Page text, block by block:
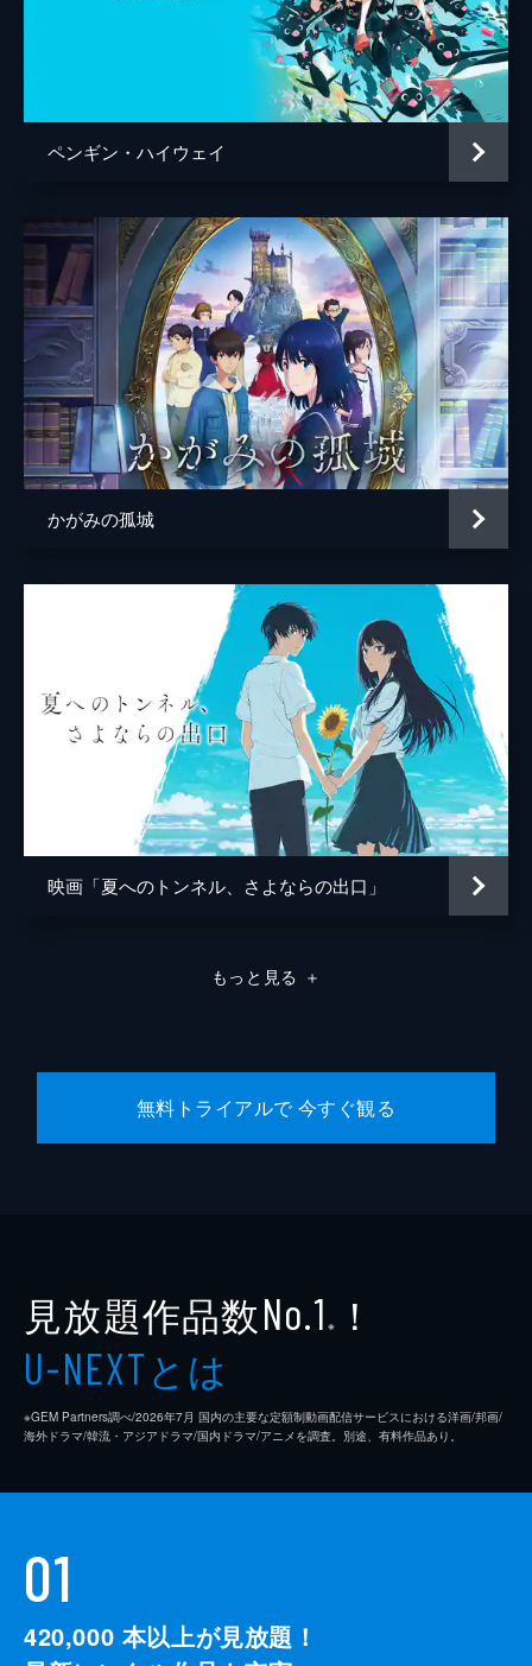
津川雅彦
リリー・フランキー
多々良 大泉洋
細田守
原作 細田守
音楽 高木正勝
アニメーション制作 スタジオ地図
製作 中山良夫
齋藤佑佳
井上伸一郎
中村理一郎
薮下維也
熊谷宜和
ペンギン・ハイウェイ
かがみの孤城
映画「夏へのトンネル、さよならの出口」
もっと見る ＋
無料トライアルで 今すぐ観る
見放題作品数No.1 ※ ！
U-NEXTとは
※GEM Partners調べ/2026年7⽉ 国内の主要な定額制動画配信サービスにおける洋画/邦画/
海外ドラマ/韓流・アジアドラマ/国内ドラマ/アニメを調査。別途、有料作品あり。
01
420,000 本以上が見放題！